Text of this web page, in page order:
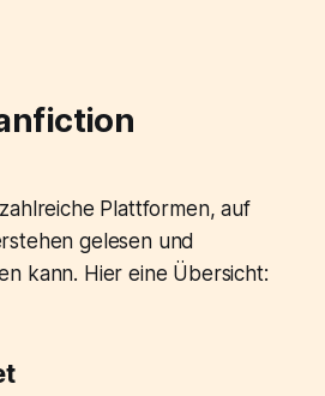
Plattformen, auf
gelesen und
kann. Hier eine Übersicht: